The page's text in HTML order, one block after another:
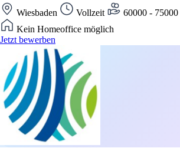
Wiesbaden Vollzeit
60000 - 75000
Kein Homeoffice möglich
Jetzt bewerben